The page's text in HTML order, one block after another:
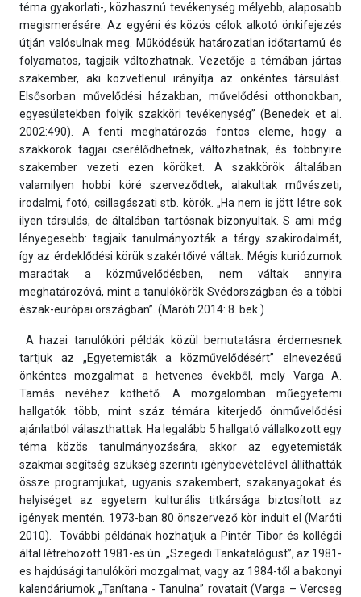
téma gyakorlati-, közhasznú tevékenység mélyebb, alaposabb
megismerésére. Az egyéni és közös célok alkotó önkifejezés
útján valósulnak meg. Működésük határozatlan időtartamú és
folyamatos, tagjaik változhatnak. Vezetője a témában jártas
szakember, aki közvetlenül irányítja az önkéntes társulást.
Elsősorban művelődési házakban, művelődési otthonokban,
egyesületekben folyik szakköri tevékenység” (Benedek et al.
2002:490). A fenti meghatározás fontos eleme, hogy a
szakkörök tagjai cserélődhetnek, változhatnak, és többnyire
szakember vezeti ezen köröket. A szakkörök általában
valamilyen hobbi köré szerveződtek, alakultak művészeti,
irodalmi, fotó, csillagászati stb. körök. „Ha nem is jött létre sok
ilyen társulás, de általában tartósnak bizonyultak. S ami még
lényegesebb: tagjaik tanulmányozták a tárgy szakirodalmát,
így az érdeklődési körük szakértőivé váltak. Mégis kuriózumok
maradtak a közművelődésben, nem váltak annyira
meghatározóvá, mint a tanulókörök Svédországban és a többi
észak-európai országban”. (Maróti 2014: 8. bek.)
A hazai tanulóköri példák közül bemutatásra érdemesnek
tartjuk az „Egyetemisták a közművelődésért” elnevezésű
önkéntes mozgalmat a hetvenes évekből, mely Varga A.
Tamás nevéhez köthető. A mozgalomban műegyetemi
hallgatók több, mint száz témára kiterjedő önművelődési
ajánlatból választhattak. Ha legalább 5 hallgató vállalkozott egy
téma közös tanulmányozására, akkor az egyetemisták
szakmai segítség szükség szerinti igénybevételével állíthatták
össze programjukat, ugyanis szakembert, szakanyagokat és
helyiséget az egyetem kulturális titkársága biztosított az
igények mentén. 1973-ban 80 önszervező kör indult el (Maróti
2010). További példának hozhatjuk a Pintér Tibor és kollégái
által létrehozott 1981-es ún. „Szegedi Tankatalógust”, az 1981-
es hajdúsági tanulóköri mozgalmat, vagy az 1984-től a bakonyi
kalendáriumok „Tanítana - Tanulna” rovatait (Varga – Vercseg